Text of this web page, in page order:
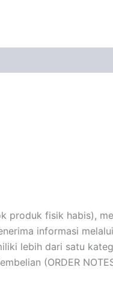
produk fisik habis),
informasi
lebih dari satu
(ORDER